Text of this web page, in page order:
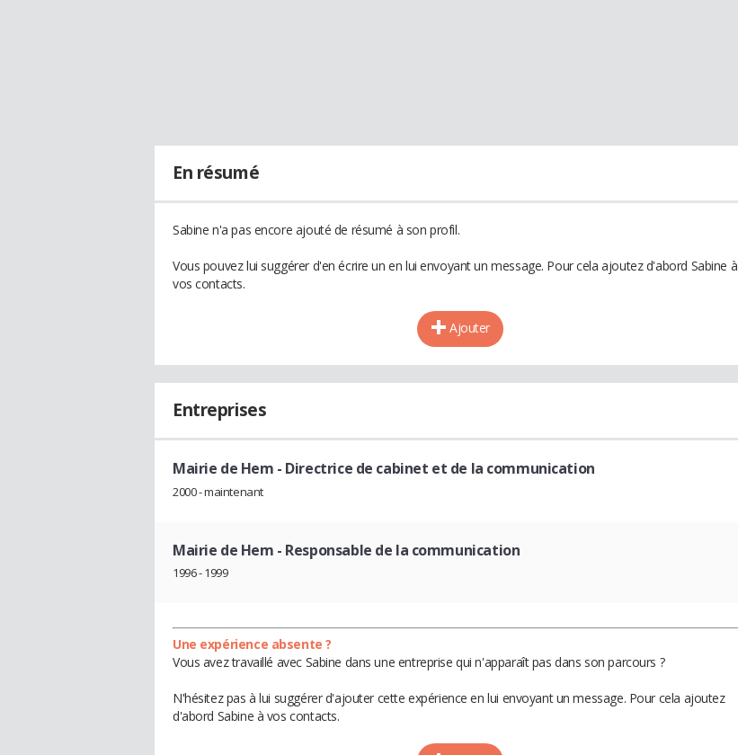
En résumé
Sabine n'a pas encore ajouté de résumé à son profil.
Vous pouvez lui suggérer d'en écrire un en lui envoyant un message. Pour cela ajoutez d'abord Sabine à
vos contacts.
Ajouter
Entreprises
Mairie de Hem - Directrice de cabinet et de la communication
2000 - maintenant
Mairie de Hem - Responsable de la communication
1996 - 1999
Une expérience absente ?
Vous avez travaillé avec Sabine dans une entreprise qui n'apparaît pas dans son parcours ?
N'hésitez pas à lui suggérer d'ajouter cette expérience en lui envoyant un message. Pour cela ajoutez
d'abord Sabine à vos contacts.